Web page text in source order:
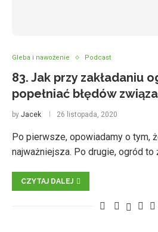
Gleba i nawożenie Podcast
83. Jak przy zakładaniu
popełniać błędów
by Jacek 26 listopada, 2020
Po pierwsze, opowiadamy o tym,
najważniejsza. Po drugie, ogród
CZYTAJ DALEJ